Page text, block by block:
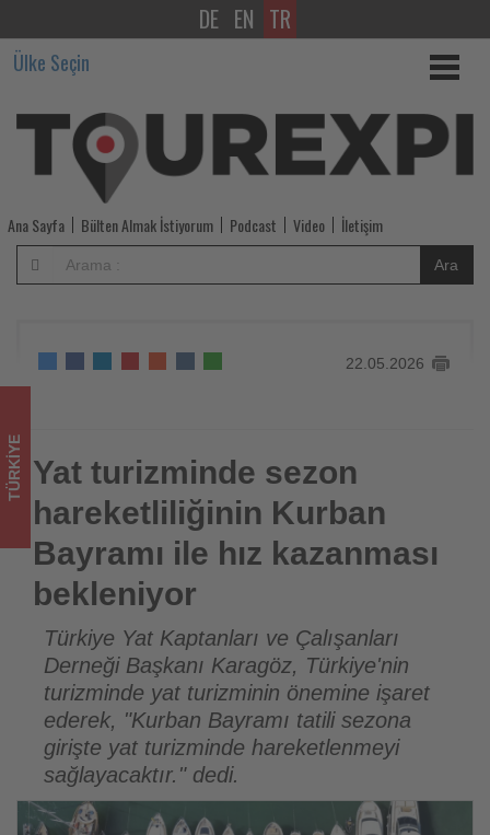
Yat
turizminde
sezon
hareketliliğinin
Kurban
Bayramı
ile
hız
kazanması
bekleniyor
-
Tourexpi,
sizler
için
turizmde
olup
bitenleri
takip
ediyor!
DE EN TR
Ülke Seçin
Ana Sayfa Bülten Almak İstiyorum Podcast Video İletişim
Ara
22.05.2026
Yat turizminde sezon hareketliliğinin Kurban Bayramı ile hız
kazanması bekleniyor
TÜRKIYE Yat turizminde sezon
hareketliliğinin Kurban
Bayramı ile hız kazanması
bekleniyor
Türkiye Yat Kaptanları ve Çalışanları
Derneği Başkanı Karagöz, Türkiye'nin
turizminde yat turizminin önemine işaret
ederek, "Kurban Bayramı tatili sezona
girişte yat turizminde hareketlenmeyi
sağlayacaktır." dedi.